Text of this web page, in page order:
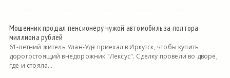
Мошенник продал пенсионеру чужой автомобиль за полтора
миллиона рублей
61-летний житель Улан-Удэ приехал в Иркутск, чтобы купить
дорогостоящий внедорожник "Лексус". Сделку провели во дворе,
где и стояла...